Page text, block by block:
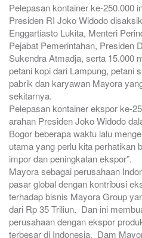
Pelepasan kontainer ke-250.000
Presiden RI Joko Widodo
Enggartiasto Lukita, Menteri
Pejabat Pemerintahan, Presiden
Sukendra Atmadja, serta 15.000
petani kopi dari Lampung, petani
pabrik dan karyawan Mayora
sekitarnya.
Pelepasan kontainer ekspor ke-
arahan Presiden Joko Widodo
Bogor beberapa waktu lalu
utama yang perlu kita perhatikan
impor dan peningkatan ekspor”.
Mayora sebagai perusahaan
pasar global dengan kontribusi
terhadap bisnis Mayora Group
dari Rp 35 Triliun. Dan ini
perusahaan dengan ekspor
terbesar di Indonesia. Dam